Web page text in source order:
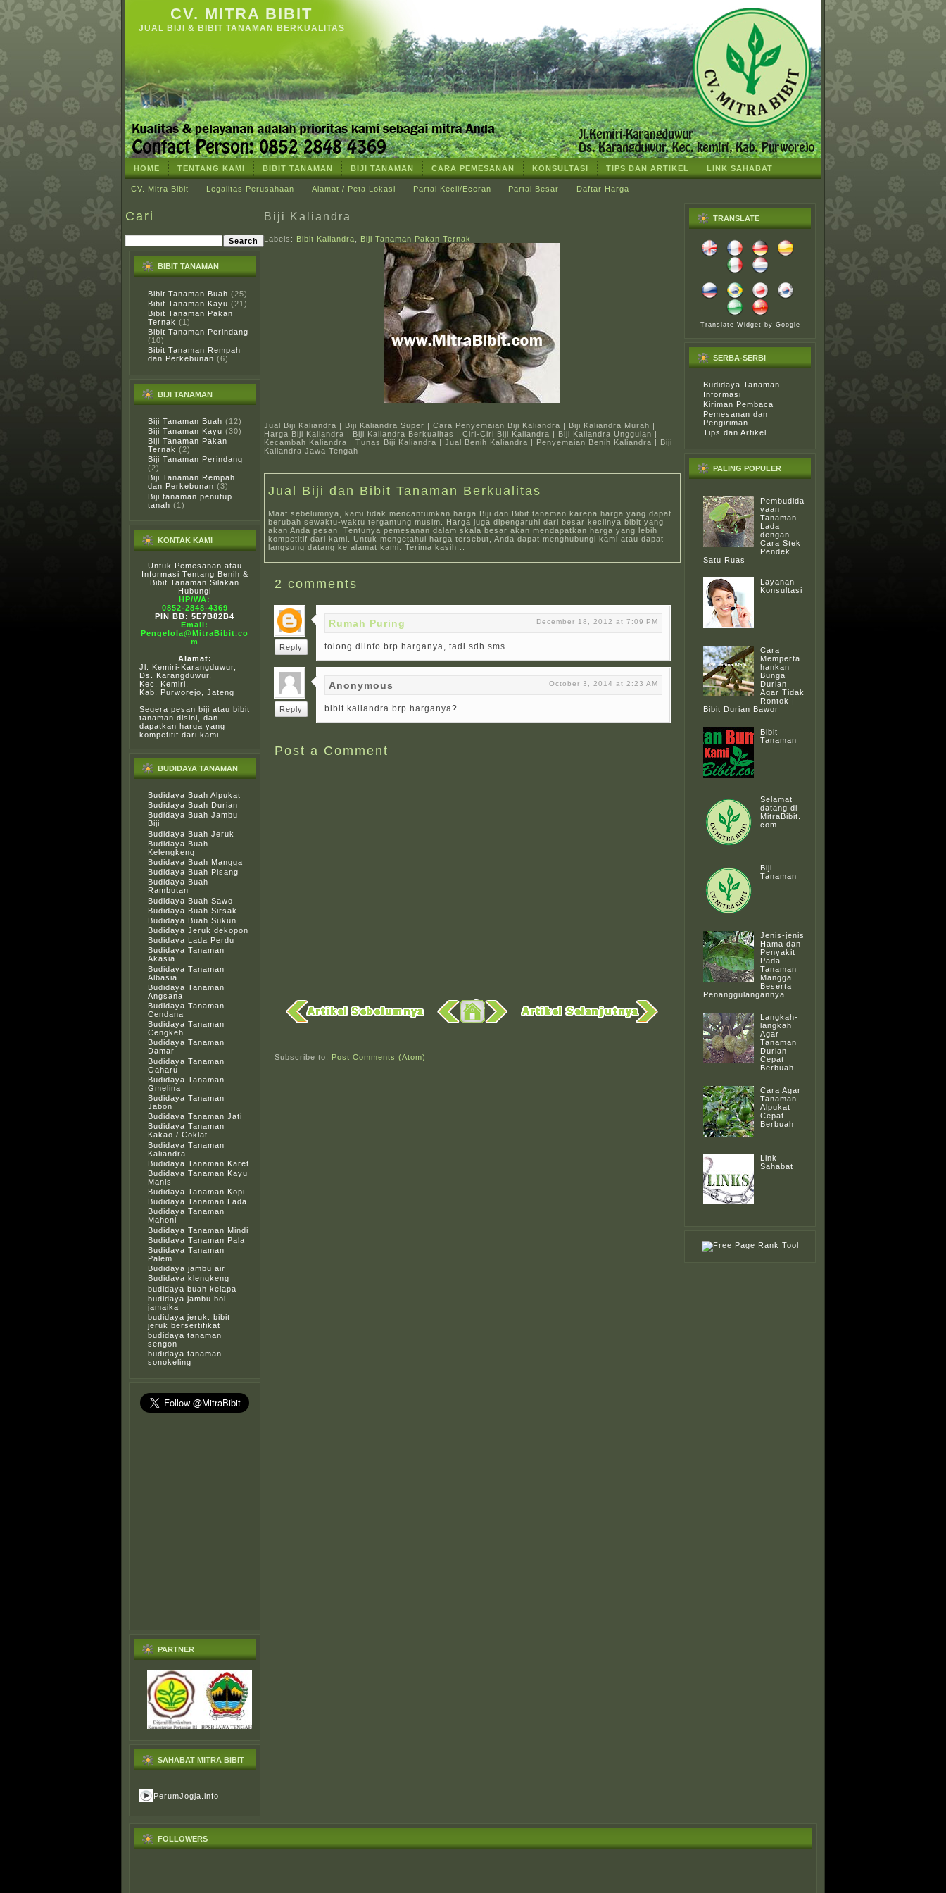
CV. MITRA BIBIT
JUAL BIJI & BIBIT TANAMAN BERKUALITAS
HOME TENTANG KAMI BIBIT TANAMAN BIJI TANAMAN CARA PEMESANAN KONSULTASI TIPS DAN ARTIKEL LINK SAHABAT
CV. Mitra Bibit Legalitas Perusahaan Alamat / Peta Lokasi Partai Kecil/Eceran Partai Besar Daftar Harga
Cari
BIBIT TANAMAN
Bibit Tanaman Buah (25)
Bibit Tanaman Kayu (21)
Bibit Tanaman Pakan
Ternak (1)
Bibit Tanaman Perindang
(10)
Bibit Tanaman Rempah
dan Perkebunan (6)
BIJI TANAMAN
Biji Tanaman Buah (12)
Biji Tanaman Kayu (30)
Biji Tanaman Pakan
Ternak (2)
Biji Tanaman Perindang
(2)
Biji Tanaman Rempah
dan Perkebunan (3)
Biji tanaman penutup
tanah (1)
KONTAK KAMI
Untuk Pemesanan atau
Informasi Tentang Benih &
Bibit Tanaman Silakan
Hubungi
HP/WA:
0852-2848-4369
PIN BB: 5E7B82B4
Email:
Pengelola@MitraBibit.co
m
Alamat:
Jl. Kemiri-Karangduwur,
Ds. Karangduwur,
Kec. Kemiri,
Kab. Purworejo, Jateng
Segera pesan biji atau bibit
tanaman disini, dan
dapatkan harga yang
kompetitif dari kami.
BUDIDAYA TANAMAN
Budidaya Buah Alpukat
Budidaya Buah Durian
Budidaya Buah Jambu
Biji
Budidaya Buah Jeruk
Budidaya Buah
Kelengkeng
Budidaya Buah Mangga
Budidaya Buah Pisang
Budidaya Buah
Rambutan
Budidaya Buah Sawo
Budidaya Buah Sirsak
Budidaya Buah Sukun
Budidaya Jeruk dekopon
Budidaya Lada Perdu
Budidaya Tanaman
Akasia
Budidaya Tanaman
Albasia
Budidaya Tanaman
Angsana
Budidaya Tanaman
Cendana
Budidaya Tanaman
Cengkeh
Budidaya Tanaman
Damar
Budidaya Tanaman
Gaharu
Budidaya Tanaman
Gmelina
Budidaya Tanaman
Jabon
Budidaya Tanaman Jati
Budidaya Tanaman
Kakao / Coklat
Budidaya Tanaman
Kaliandra
Budidaya Tanaman Karet
Budidaya Tanaman Kayu
Manis
Budidaya Tanaman Kopi
Budidaya Tanaman Lada
Budidaya Tanaman
Mahoni
Budidaya Tanaman Mindi
Budidaya Tanaman Pala
Budidaya Tanaman
Palem
Budidaya jambu air
Budidaya klengkeng
budidaya buah kelapa
budidaya jambu bol
jamaika
budidaya jeruk. bibit
jeruk bersertifikat
budidaya tanaman
sengon
budidaya tanaman
sonokeling
PARTNER
SAHABAT MITRA BIBIT
PerumJogja.info
Biji Kaliandra
Labels: Bibit Kaliandra Biji Tanaman Pakan Ternak
Jual Biji Kaliandra | Biji Kaliandra Super | Cara Penyemaian Biji Kaliandra | Biji Kaliandra Murah |
Harga Biji Kaliandra | Biji Kaliandra Berkualitas | Ciri-Ciri Biji Kaliandra | Biji Kaliandra Unggulan |
Kecambah Kaliandra | Tunas Biji Kaliandra | Jual Benih Kaliandra | Penyemaian Benih Kaliandra | Biji
Kaliandra Jawa Tengah
Jual Biji dan Bibit Tanaman Berkualitas
Maaf sebelumnya, kami tidak mencantumkan harga Biji dan Bibit tanaman karena harga yang dapat
berubah sewaktu-waktu tergantung musim. Harga juga dipengaruhi dari besar kecilnya bibit yang
akan Anda pesan. Tentunya pemesanan dalam skala besar akan mendapatkan harga yang lebih
kompetitif dari kami. Untuk mengetahui harga tersebut, Anda dapat menghubungi kami atau dapat
langsung datang ke alamat kami. Terima kasih...
2 comments
Reply
Rumah Puring December 18, 2012 at 7:09 PM
tolong diinfo brp harganya, tadi sdh sms.
Reply
Anonymous October 3, 2014 at 2:23 AM
bibit kaliandra brp harganya?
Post a Comment
Subscribe to: Post Comments (Atom)
TRANSLATE
Translate Widget by Google
SERBA-SERBI
Budidaya Tanaman
Informasi
Kiriman Pembaca
Pemesanan dan
Pengiriman
Tips dan Artikel
PALING POPULER
Pembudida
yaan
Tanaman
Lada
dengan
Cara Stek
Pendek
Satu Ruas
Layanan
Konsultasi
Cara
Memperta
hankan
Bunga
Durian
Agar Tidak
Rontok |
Bibit Durian Bawor
Bibit
Tanaman
Selamat
datang di
MitraBibit.
com
Biji
Tanaman
Jenis-jenis
Hama dan
Penyakit
Pada
Tanaman
Mangga
Beserta
Penanggulangannya
Langkah-
langkah
Agar
Tanaman
Durian
Cepat
Berbuah
Cara Agar
Tanaman
Alpukat
Cepat
Berbuah
Link
Sahabat
FOLLOWERS